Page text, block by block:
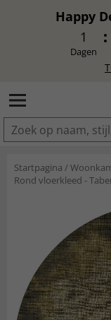
Happy
1
Dagen
IN
Startpagina /
Rond vloerkleed -